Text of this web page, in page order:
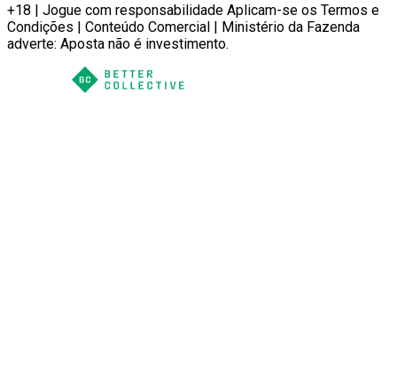
+18 | Jogue com responsabilidade Aplicam-se os Termos e
Condições | Conteúdo Comercial | Ministério da Fazenda
adverte: Aposta não é investimento.